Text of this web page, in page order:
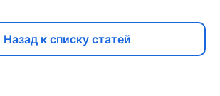
к списку статей